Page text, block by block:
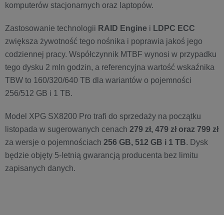
komputerów stacjonarnych oraz laptopów.
Zastosowanie technologii RAID Engine i LDPC ECC
zwiększa żywotność tego nośnika i poprawia jakoś jego
codziennej pracy. Współczynnik MTBF wynosi w przypadku
tego dysku 2 mln godzin, a referencyjna wartość wskaźnika
TBW to 160/320/640 TB dla wariantów o pojemności
256/512 GB i 1 TB.
Model XPG SX8200 Pro trafi do sprzedaży na początku
listopada w sugerowanych cenach 279 zł, 479 zł oraz 799 zł
za wersje o pojemnościach 256 GB, 512 GB i 1 TB. Dysk
będzie objęty 5-letnią gwarancją producenta bez limitu
zapisanych danych.